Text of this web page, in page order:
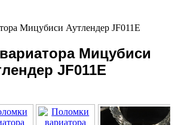
Мицубиси Аутлендер JF011E
Мицубиси
JF011E